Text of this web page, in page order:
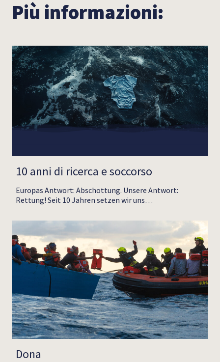
Più informazioni:
10 anni di ricerca e soccorso
Europas Antwort: Abschottung. Unsere Antwort:
Rettung! Seit 10 Jahren setzen wir uns…
Dona